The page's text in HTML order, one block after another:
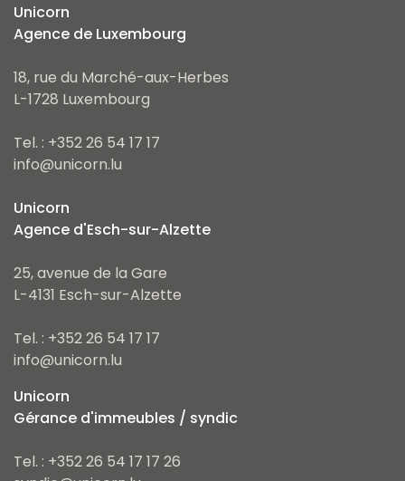
Unicorn
Agence de Luxembourg
18, rue du Marché-aux-Herbes
L-1728 Luxembourg
Tel. : +352 26 54 17 17
info@unicorn.lu
Unicorn
Agence d'Esch-sur-Alzette
25, avenue de la Gare
L-4131 Esch-sur-Alzette
Tel. : +352 26 54 17 17
info@unicorn.lu
Unicorn
Gérance d'immeubles / syndic
Tel. : +352 26 54 17 17 26